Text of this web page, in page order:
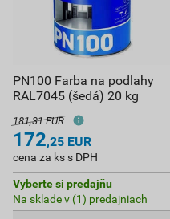
PN100 Farba na podlahy
RAL7045 (šedá) 20 kg
181,31 EUR
172,25 EUR
cena za ks s DPH
Vyberte si predajňu
Na sklade v (1) predajniach